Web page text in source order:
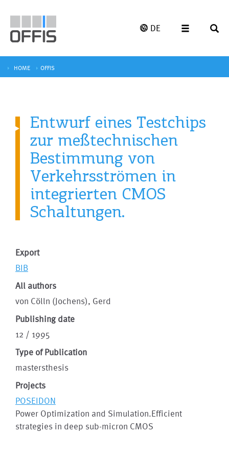
DE
HOME OFFIS
Entwurf eines Testchips
zur meßtechnischen
Bestimmung von
Verkehrsströmen in
integrierten CMOS
Schaltungen.
Export
BIB
All authors
von Cölln (Jochens), Gerd
Publishing date
12 / 1995
Type of Publication
mastersthesis
Projects
POSEIDON
Power Optimization and Simulation.Efficient
strategies in deep sub-micron CMOS